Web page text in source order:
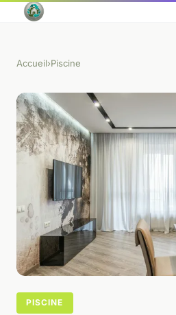
Accueil›Piscine
PISCINE